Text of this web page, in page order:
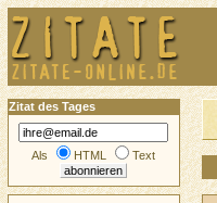
Zitat des Tages
Als HTML Text